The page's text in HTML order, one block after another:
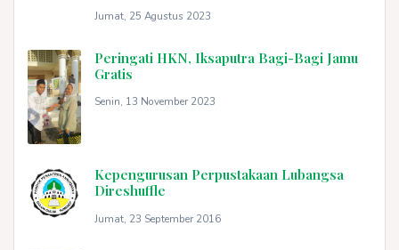
Jumat, 25 Agustus 2023
Peringati HKN, Iksaputra Bagi-Bagi Jamu
Gratis
Senin, 13 November 2023
Kepengurusan Perpustakaan Lubangsa
Direshuffle
Jumat, 23 September 2016